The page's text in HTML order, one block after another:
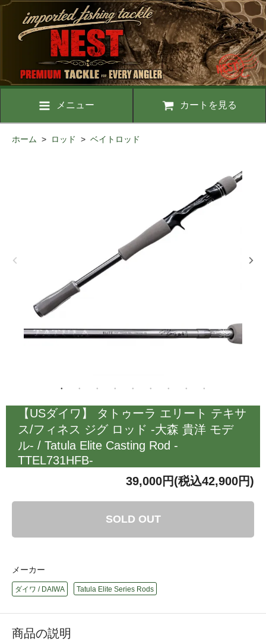
メニュー カートを見る
ホーム > ロッド > ベイトロッド
【USダイワ】 タトゥーラ エリート テキサ
ス/フィネス ジグ ロッド -大森 貴洋 モデ
ル- / Tatula Elite Casting Rod -
TTEL731HFB-
39,000円(税込42,900円)
SOLD OUT
メーカー
ダイワ / DAIWA Tatula Elite Series Rods
商品の説明